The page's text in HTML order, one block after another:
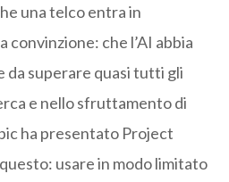
una telco entra in
convinzione: che l’AI abbia
da superare quasi tutti gli
e nello sfruttamento di
ha presentato Project
usare in modo limitato